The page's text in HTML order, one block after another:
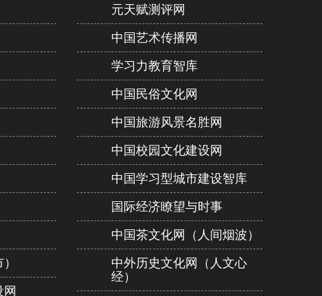
元天赋测评网
中国艺术传播网
学习力教育智库
中国民俗文化网
中国旅游风景名胜网
中国校园文化建设网
中国学习型城市建设智库
国际经济瞭望与时事
中国茶文化网（人间烟波）
中外历史文化网（人文心
经）